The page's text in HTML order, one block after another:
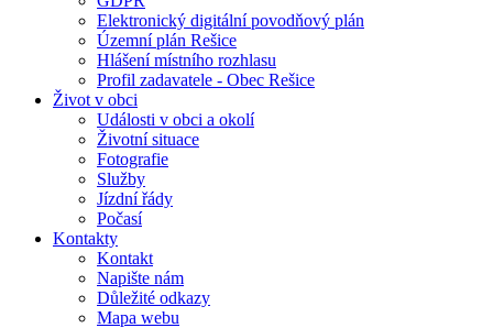
Elektronický digitální povodňový plán
Územní plán Rešice
Hlášení místního rozhlasu
Profil zadavatele - Obec Rešice
Život v obci
Události v obci a okolí
Životní situace
Fotografie
Služby
Jízdní řády
Počasí
Kontakty
Kontakt
Napište nám
Důležité odkazy
Mapa webu